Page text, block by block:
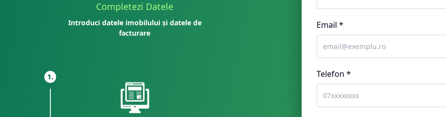
Completezi Datele
Introduci datele imobilului și datele de
facturare
Email *
Telefon *